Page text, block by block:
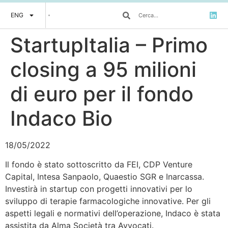
ENG
StartupItalia – Primo
closing a 95 milioni
di euro per il fondo
Indaco Bio
18/05/2022
Il fondo è stato sottoscritto da FEI, CDP Venture
Capital, Intesa Sanpaolo, Quaestio SGR e Inarcassa.
Investirà in startup con progetti innovativi per lo
sviluppo di terapie farmacologiche innovative. Per gli
aspetti legali e normativi dell’operazione, Indaco è stata
assistita da Alma Società tra Avvocati.